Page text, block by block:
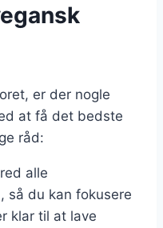
er der nogle
at få det bedste
råd:
alle
så du kan fokusere
klar til at lave